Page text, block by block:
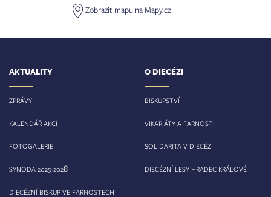
Zobrazit mapu na Mapy.cz
AKTUALITY
ZPRÁVY
KALENDÁŘ AKCÍ
FOTOGALERIE
SYNODA 2025-2028
DIECÉZNÍ BISKUP VE FARNOSTECH
O DIECÉZI
BISKUPSTVÍ
VIKARIÁTY A FARNOSTI
SOLIDARITA V DIECÉZI
DIECÉZNÍ LESY HRADEC KRÁLOVÉ